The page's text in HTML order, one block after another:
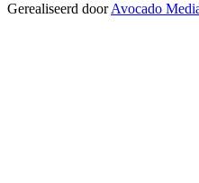
Gerealiseerd doorAvocado